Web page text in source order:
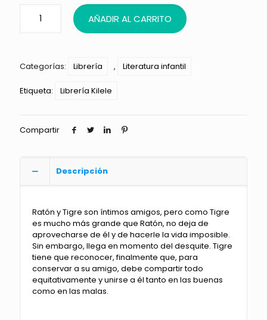
AÑADIR AL CARRITO
Categorías: Librería , Literatura infantil
Etiqueta: Librería Kilele
Compartir
Descripción
Ratón y Tigre son íntimos amigos, pero como Tigre
es mucho más grande que Ratón, no deja de
aprovecharse de él y de hacerle la vida imposible.
Sin embargo, llega en momento del desquite. Tigre
tiene que reconocer, finalmente que, para
conservar a su amigo, debe compartir todo
equitativamente y unirse a él tanto en las buenas
como en las malas.